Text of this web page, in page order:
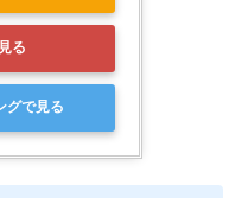
る
グで見る